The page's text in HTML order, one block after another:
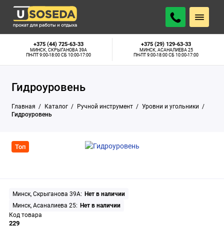
+375 (44) 725-63-33
МИНСК, СКРЫГАНОВА 39А
ПН-ПТ 9:00-18:00 СБ 10:00-17:00
+375 (29) 129-63-33
МИНСК, АСАНАЛИЕВА 25
ПН-ПТ 9:00-18:00 СБ 10:00-17:00
Гидроуровень
Главная Каталог Ручной инструмент
Уровни и угольники
Гидроуровень
Топ
Минск, Скрыганова 39А: Нет в наличии
Минск, Асаналиева 25: Нет в наличии
Код товара
229
Минск, Скрыганова 39А:
Нет в наличии
Минск, Асаналиева 25: Нет в наличии
ПОДОБРАТЬ АНАЛОГ